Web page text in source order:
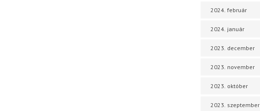
2024. február
2024. január
2023. december
2023. november
2023. október
2023. szeptember